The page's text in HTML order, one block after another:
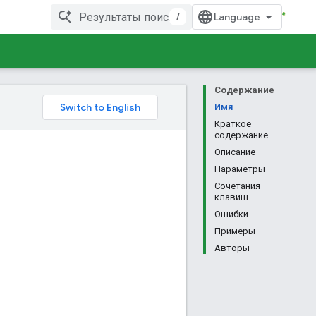
/
Содержание
Имя
Краткое
содержание
Описание
Параметры
Сочетания
клавиш
Ошибки
Примеры
Авторы